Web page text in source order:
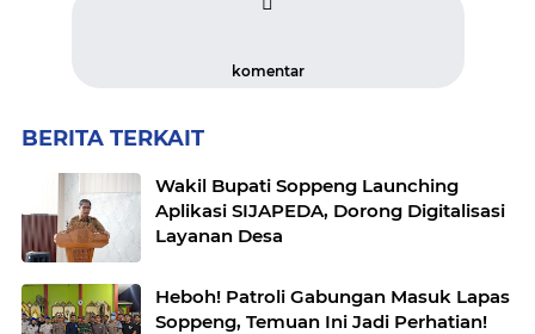
komentar
BERITA TERKAIT
Wakil Bupati Soppeng Launching
Aplikasi SIJAPEDA, Dorong Digitalisasi
Layanan Desa
Heboh! Patroli Gabungan Masuk Lapas
Soppeng, Temuan Ini Jadi Perhatian!